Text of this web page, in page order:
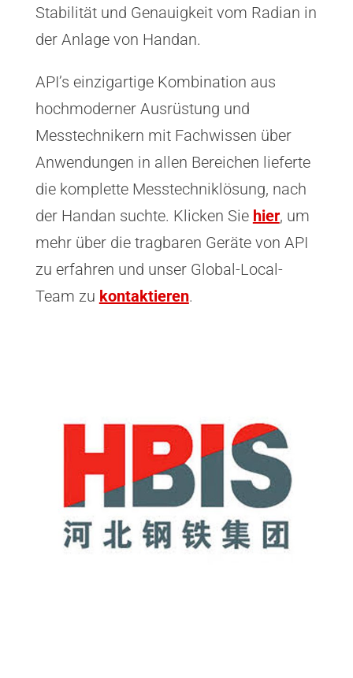
Stabilität und Genauigkeit vom Radian in
der Anlage von Handan.
API’s einzigartige Kombination aus
hochmoderner Ausrüstung und
Messtechnikern mit Fachwissen über
Anwendungen in allen Bereichen lieferte
die komplette Messtechniklösung, nach
der Handan suchte. Klicken Sie hier, um
mehr über die tragbaren Geräte von API
zu erfahren und unser Global-Local-
Team zu kontaktieren.